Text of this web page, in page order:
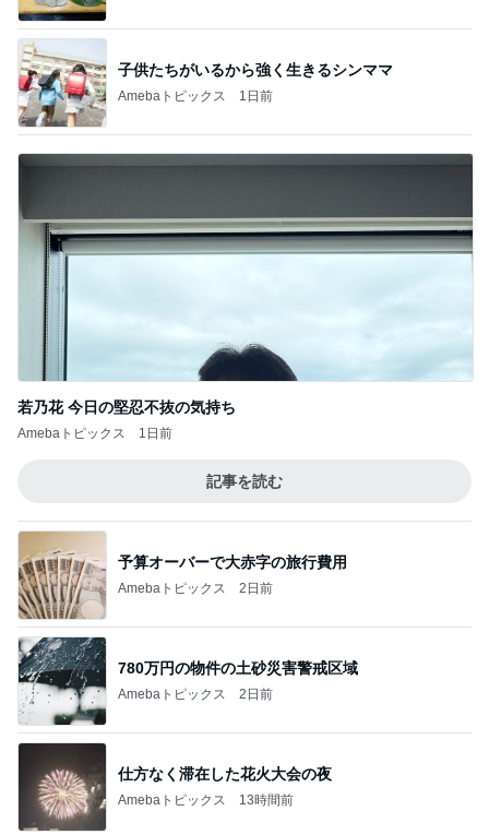
子供たちがいるから強く生きるシンママ
Amebaトピックス 1日前
若乃花 今日の堅忍不抜の気持ち
Amebaトピックス 1日前
記事を読む
予算オーバーで大赤字の旅行費用
Amebaトピックス 2日前
780万円の物件の土砂災害警戒区域
Amebaトピックス 2日前
仕方なく滞在した花火大会の夜
Amebaトピックス 13時間前